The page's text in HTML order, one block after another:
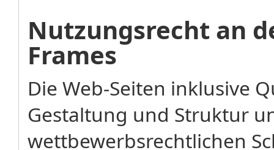
Nutzungsrecht an
Frames
Die Web-Seiten inklusive
Gestaltung und Struktur
wettbewerbsrechtlichen